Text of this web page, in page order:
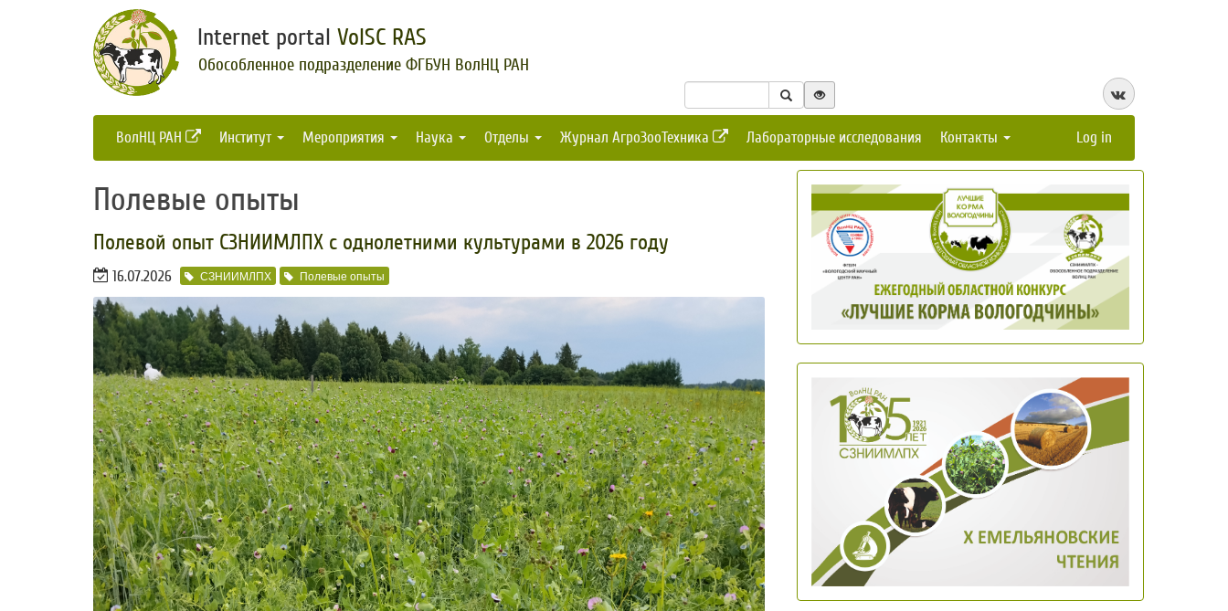
Internet portal VolSC RAS
Обособленное подразделение ФГБУН ВолНЦ РАН
ВолНЦ РАН Институт Мероприятия Наука Отделы Журнал АгроЗооТехника Лабораторные исследования Контакты Log in
Полевые опыты
Полевой опыт СЗНИИМЛПХ с однолетними культурами в 2026 году
16.07.2026 СЗНИИМЛПХ Полевые опыты